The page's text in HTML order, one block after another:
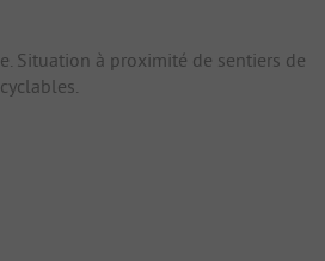
Situation à proximité de sentiers de